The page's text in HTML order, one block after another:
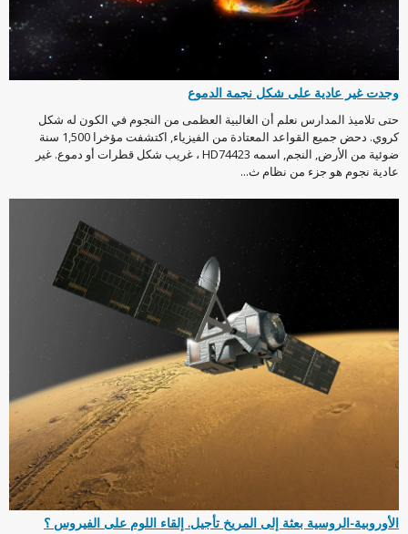
وجدت غير عادية على شكل نجمة الدموع
حتى تلاميذ المدارس نعلم أن الغالبية العظمى من النجوم في الكون له شكل
كروي. دحض جميع القواعد المعتادة من الفيزياء, اكتشفت مؤخرا 1,500 سنة
ضوئية من الأرض, النجم, اسمه HD74423 ، غريب شكل قطرات أو دموع. غير
عادية نجوم هو جزء من نظام ث...
الأوروبية-الروسية بعثة إلى المريخ تأجيل. إلقاء اللوم على الفيروس ؟